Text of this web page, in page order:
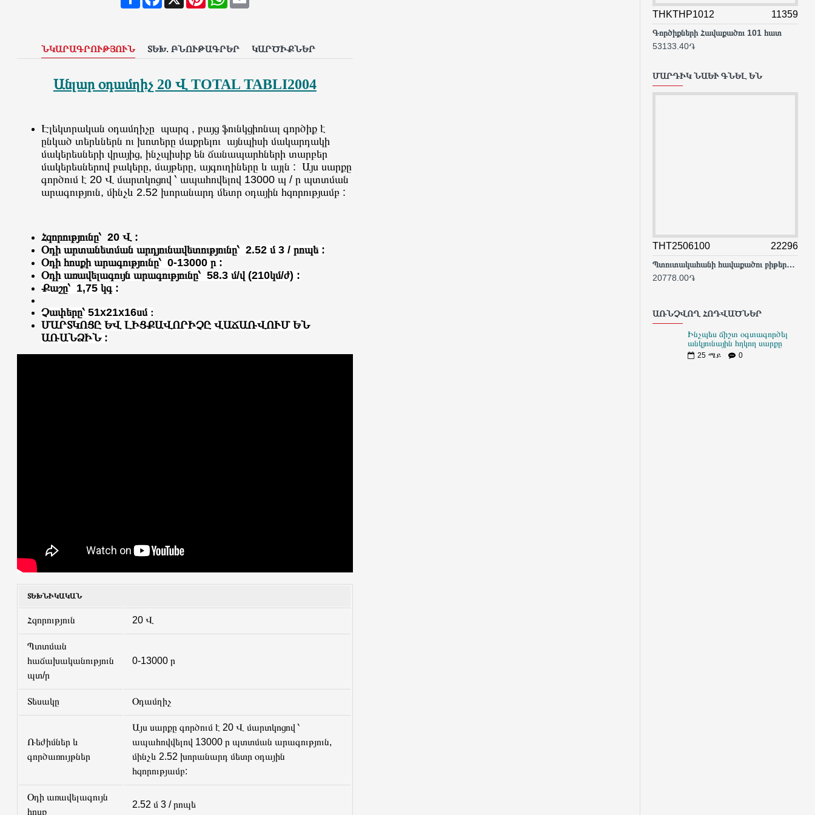
ՆԿԱՐԱԳՐՈՒԹՅՈՒՆ ՏԵԽ. ԲՆՈՒԹԱԳՐԵՐ ԿԱՐԾԻՔՆԵՐ
Անլար օդամղիչ 20 Վ TOTAL TABLI2004
Էլեկտրական օդամղիչը պարզ , բայց ֆունկցիոնալ գործիք է
ընկած տերևներն ու խոտերը մաքրելու այնպիսի մակարդակի
մակերեսների վրայից, ինչպիսիք են ճանապարհների տարբեր
մակերեսներով բակերը, մայթերը, այգուղիները և այլն : Այս սարքը
գործում է 20 Վ մարտկոցով ՝ ապահովելով 13000 պ / ր պտտման
արագություն, մինչև 2.52 խորանարդ մետր օդային հզորությամբ :
Հզորությունը՝ 20 Վ :
Օդի արտանետման արդյունավետությունը՝ 2.52 մ 3 / րոպե :
Օդի հոսքի արագությունը՝ 0-13000 ր :
Օդի առավելագույն արագությունը՝ 58.3 մ/վ (210կմ/ժ) :
Քաշը՝ 1,75 կգ :
Չափերը՝ 51x21x16սմ ։
ՄԱՐՏԿՈՑԸ ԵՎ ԼԻՑՔԱՎՈՐԻՉԸ ՎԱՃԱՌՎՈՒՄ ԵՆ
ԱՌԱՆՁԻՆ :
ՏԵԽՆԻԿԱԿԱՆ
Հզորություն 20 Վ
Պտտման
հաճախականություն
պտ/ր
0-13000 ր
Տեսակը Օդամղիչ
Ռեժիմներ և
գործառույթներ
Այս սարքը գործում է 20 Վ մարտկոցով ՝
ապահովվելով 13000 ր պտտման արագություն,
մինչև 2.52 խորանարդ մետր օդային
հզորությամբ:
Օդի առավելագույն
հոսք
2.52 մ 3 / րոպե
THKTHP1012 11359
Գործիքների Հավաքածու 101 հատ
53133.40֏
ՄԱՐԴԻԿ ՆԱԵՒ ԳՆԵԼ ԵՆ
THT2506100 22296
Պտուտակահանի հավաքածու բիթերով 100 հատ.
20778.00֏
ԱՌՆՉՎՈՂ ՀՈԴՎԱԾՆԵՐ
Ինչպես ճիշտ օգտագործել
անկյունային հղկող սարքը
25 ሜይ 0